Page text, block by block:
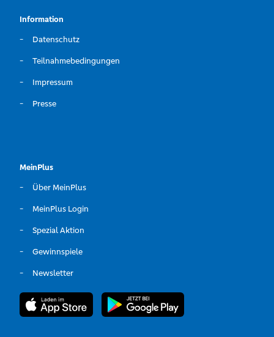
Information
Datenschutz
Teilnahmebedingungen
Impressum
Presse
MeinPlus
Über MeinPlus
MeinPlus Login
Spezial Aktion
Gewinnspiele
Newsletter